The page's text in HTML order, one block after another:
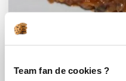
Team fan de cookies ?